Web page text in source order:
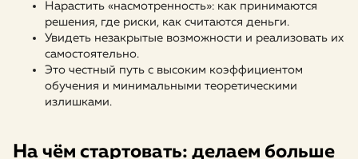
Нарастить «насмотренность»: как принимаются
решения, где риски, как считаются деньги.
Увидеть незакрытые возможности и реализовать их
самостоятельно.
Это честный путь с высоким коэффициентом
обучения и минимальными теоретическими
излишками.
На чём стартовать: делаем больше